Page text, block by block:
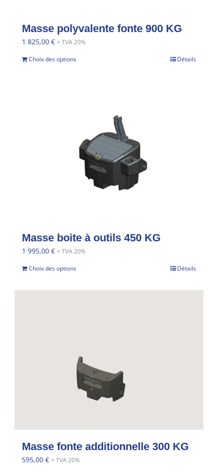
Masse polyvalente fonte 900 KG
1 825,00 € + TVA 20%
Choix des options Détails
Masse boite à outils 450 KG
1 995,00 € + TVA 20%
Choix des options Détails
Masse fonte additionnelle 300 KG
595,00 € + TVA 20%